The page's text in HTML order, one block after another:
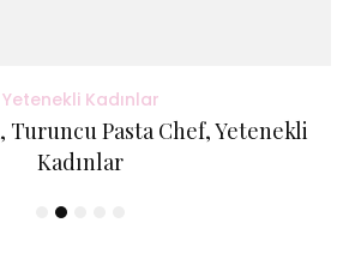
Yetenekli Kadınlar
Turuncu Pasta Chef, Yetenekli
Kadınlar